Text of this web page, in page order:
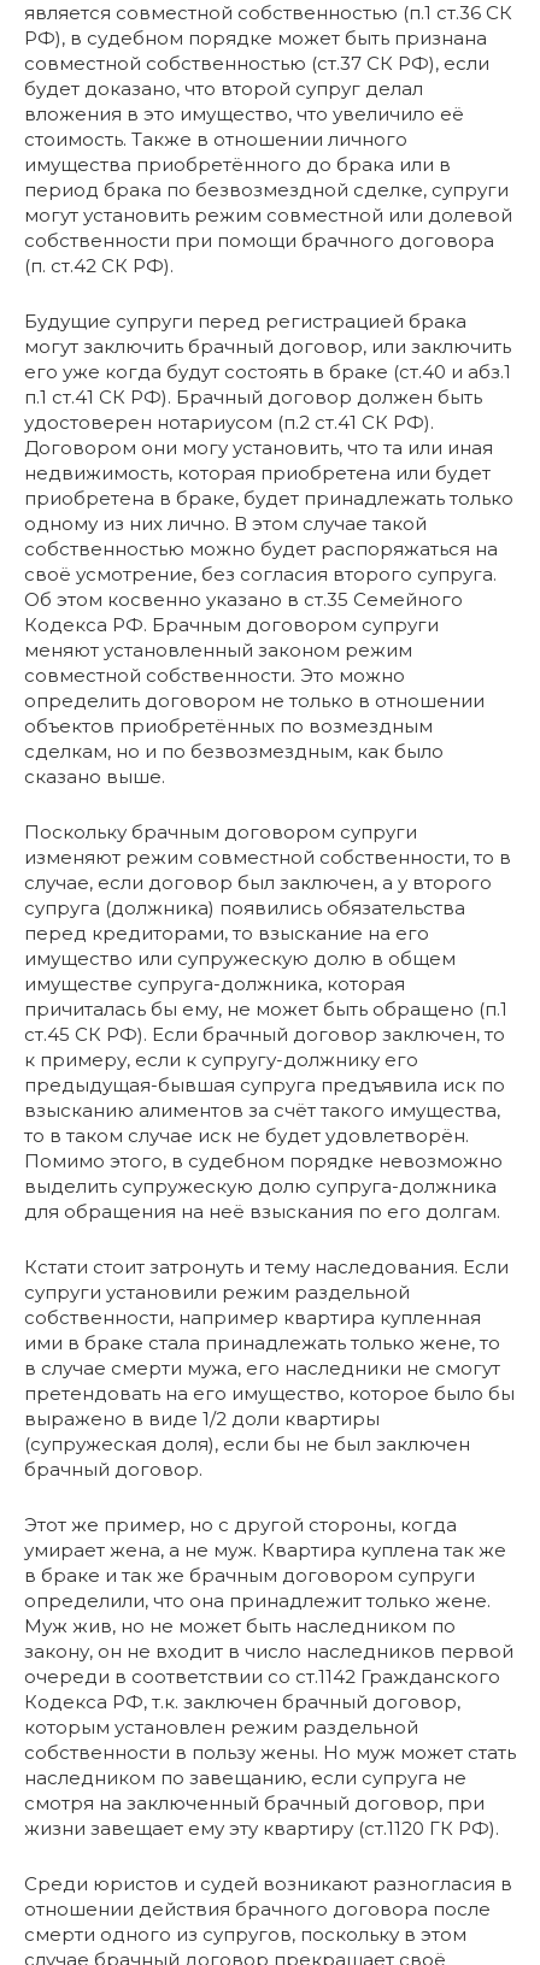
является совместной собственностью (п.1 ст.36 СК
РФ), в судебном порядке может быть признана
совместной собственностью (ст.37 СК РФ), если
будет доказано, что второй супруг делал
вложения в это имущество, что увеличило её
стоимость. Также в отношении личного
имущества приобретённого до брака или в
период брака по безвозмездной сделке, супруги
могут установить режим совместной или долевой
собственности при помощи брачного договора
(п. ст.42 СК РФ).
Будущие супруги перед регистрацией брака
могут заключить брачный договор, или заключить
его уже когда будут состоять в браке (ст.40 и абз.1
п.1 ст.41 СК РФ). Брачный договор должен быть
удостоверен нотариусом (п.2 ст.41 СК РФ).
Договором они могу установить, что та или иная
недвижимость, которая приобретена или будет
приобретена в браке, будет принадлежать только
одному из них лично. В этом случае такой
собственностью можно будет распоряжаться на
своё усмотрение, без согласия второго супруга.
Об этом косвенно указано в ст.35 Семейного
Кодекса РФ. Брачным договором супруги
меняют установленный законом режим
совместной собственности. Это можно
определить договором не только в отношении
объектов приобретённых по возмездным
сделкам, но и по безвозмездным, как было
сказано выше.
Поскольку брачным договором супруги
изменяют режим совместной собственности, то в
случае, если договор был заключен, а у второго
супруга (должника) появились обязательства
перед кредиторами, то взыскание на его
имущество или супружескую долю в общем
имуществе супруга-должника, которая
причиталась бы ему, не может быть обращено (п.1
ст.45 СК РФ). Если брачный договор заключен, то
к примеру, если к супругу-должнику его
предыдущая-бывшая супруга предъявила иск по
взысканию алиментов за счёт такого имущества,
то в таком случае иск не будет удовлетворён.
Помимо этого, в судебном порядке невозможно
выделить супружескую долю супруга-должника
для обращения на неё взыскания по его долгам.
Кстати стоит затронуть и тему наследования. Если
супруги установили режим раздельной
собственности, например квартира купленная
ими в браке стала принадлежать только жене, то
в случае смерти мужа, его наследники не смогут
претендовать на его имущество, которое было бы
выражено в виде 1/2 доли квартиры
(супружеская доля), если бы не был заключен
брачный договор.
Этот же пример, но с другой стороны, когда
умирает жена, а не муж. Квартира куплена так же
в браке и так же брачным договором супруги
определили, что она принадлежит только жене.
Муж жив, но не может быть наследником по
закону, он не входит в число наследников первой
очереди в соответствии со ст.1142 Гражданского
Кодекса РФ, т.к. заключен брачный договор,
которым установлен режим раздельной
собственности в пользу жены. Но муж может стать
наследником по завещанию, если супруга не
смотря на заключенный брачный договор, при
жизни завещает ему эту квартиру (ст.1120 ГК РФ).
Среди юристов и судей возникают разногласия в
отношении действия брачного договора после
смерти одного из супругов, поскольку в этом
случае брачный договор прекращает своё